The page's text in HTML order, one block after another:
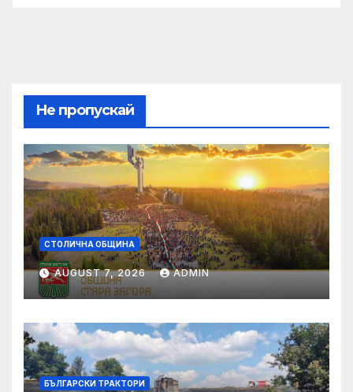
Не пропускай
СТОЛИЧНА ОБЩИНА
AUGUST 7, 2026 ADMIN
БЪЛГАРСКИ ТРАКТОРИ